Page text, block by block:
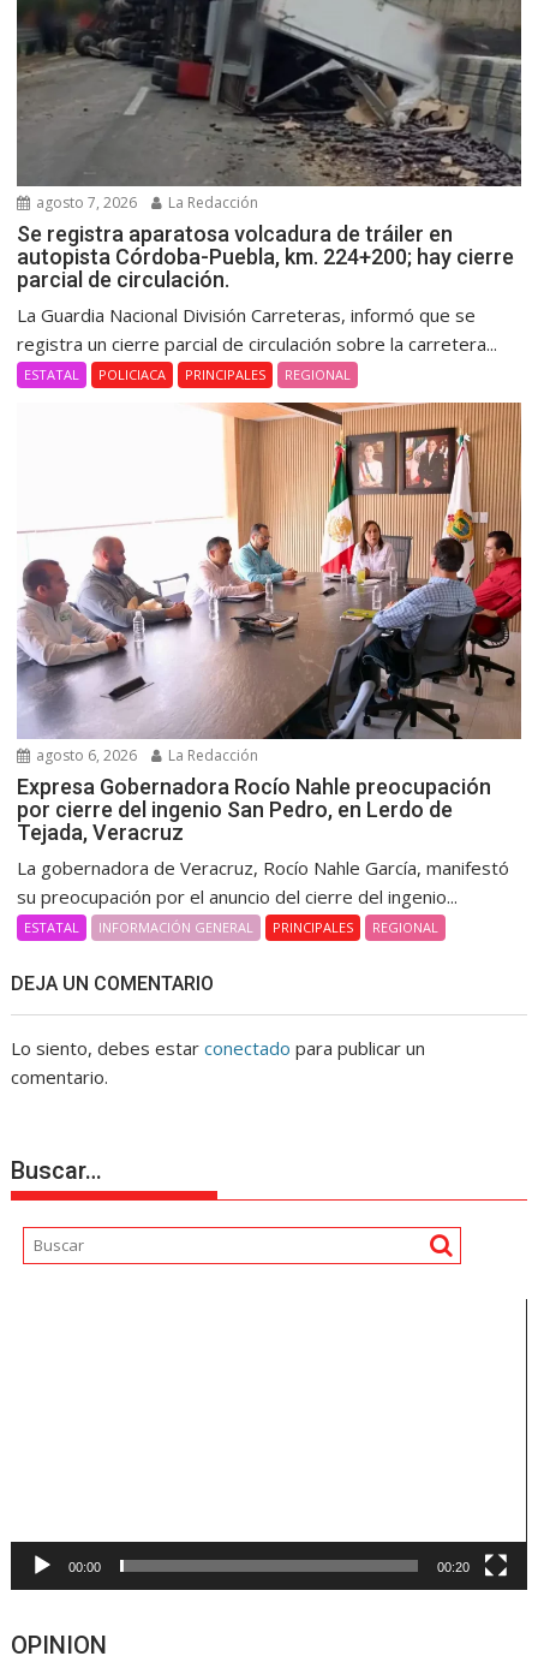
agosto 7, 2026 La Redacción
Se registra aparatosa volcadura de tráiler en
autopista Córdoba-Puebla, km. 224+200; hay cierre
parcial de circulación.
La Guardia Nacional División Carreteras, informó que se
registra un cierre parcial de circulación sobre la carretera...
ESTATAL POLICIACA PRINCIPALES REGIONAL
agosto 6, 2026 La Redacción
Expresa Gobernadora Rocío Nahle preocupación
por cierre del ingenio San Pedro, en Lerdo de
Tejada, Veracruz
La gobernadora de Veracruz, Rocío Nahle García, manifestó
su preocupación por el anuncio del cierre del ingenio...
ESTATAL INFORMACIÓN GENERAL PRINCIPALES REGIONAL
DEJA UN COMENTARIO
Lo siento, debes estarconectado para publicar un
comentario.
Buscar…
00:00 00:20
OPINION